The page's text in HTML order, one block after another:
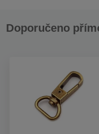
Doporučeno